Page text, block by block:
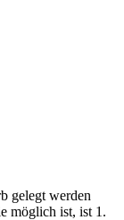
gelegt werden
möglich ist, ist 1.